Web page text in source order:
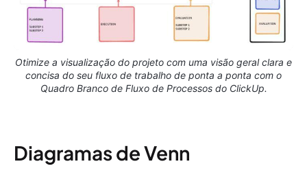
Otimize a visualização do projeto com uma visão geral clara e
concisa do seu fluxo de trabalho de ponta a ponta com o
Quadro Branco de Fluxo de Processos do ClickUp.
Diagramas de Venn